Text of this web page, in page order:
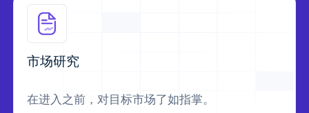
市场研究
在进入之前，对目标市场了如指掌。